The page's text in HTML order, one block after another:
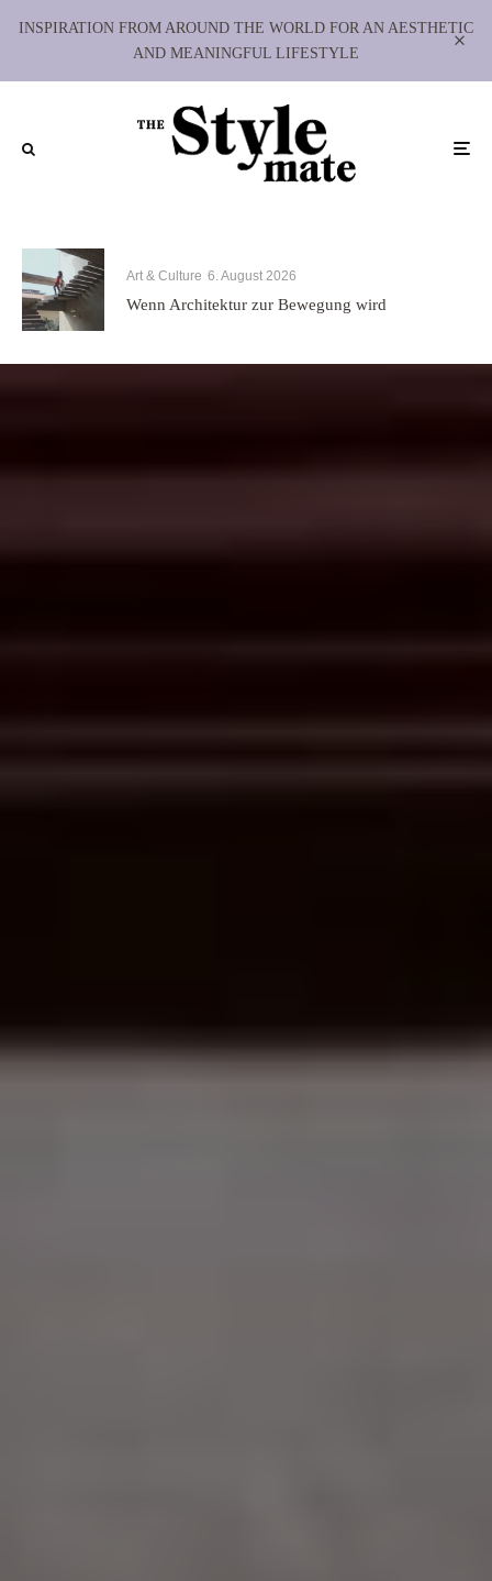
INSPIRATION FROM AROUND THE WORLD FOR AN AESTHETIC
AND MEANINGFUL LIFESTYLE
Art & Culture 6. August 2026
Wenn Architektur zur Bewegung wird